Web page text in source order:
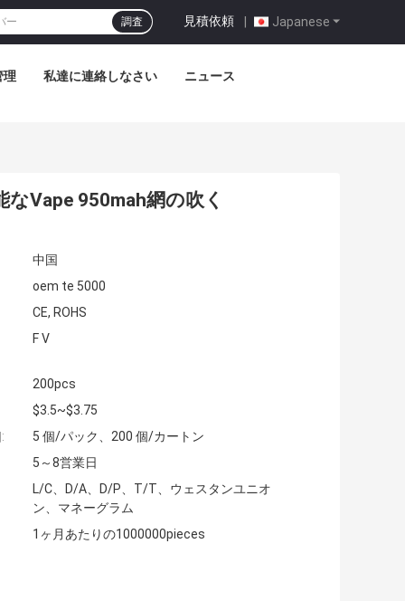
Japanese
見積依頼 |
調査
理 私達に連絡しなさい ニュース
Vape 950mah網の吹く
中国
oem te 5000
CE, ROHS
F V
200pcs
$3.5~$3.75
5 個/パック、200 個/カートン
5～8営業日
L/C、D/A、D/P、T/T、ウェスタンユニオ
ン、マネーグラム
1ヶ月あたりの1000000pieces